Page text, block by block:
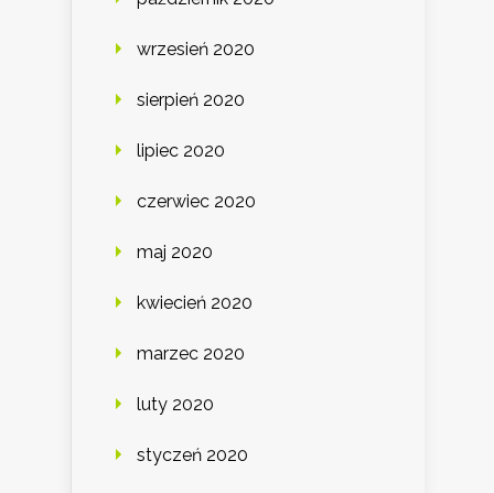
wrzesień 2020
sierpień 2020
lipiec 2020
czerwiec 2020
maj 2020
kwiecień 2020
marzec 2020
luty 2020
styczeń 2020